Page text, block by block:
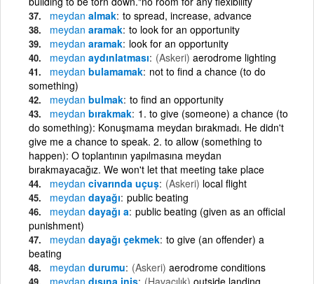
meydan almak to spread, increase, advance
meydan aramak to look for an opportunity
meydan aramak look for an opportunity
meydan aydınlatması (Askeri) aerodrome lighting
meydan bulamamak not to find a chance (to do
something)
meydan bulmak to find an opportunity
meydan bırakmak 1. to give (someone) a chance (to
do something): Konuşmama meydan bırakmadı. He didn't
give me a chance to speak. 2. to allow (something to
happen): O toplantının yapılmasına meydan
bırakmayacağız. We won't let that meeting take place
meydan civarında uçuş (Askeri) local flight
meydan dayağı public beating
meydan dayağı a public beating (given as an official
punishment)
meydan dayağı çekmek to give (an offender) a
beating
meydan durumu (Askeri) aerodrome conditions
meydan dışına iniş (Havacılık) outside landing